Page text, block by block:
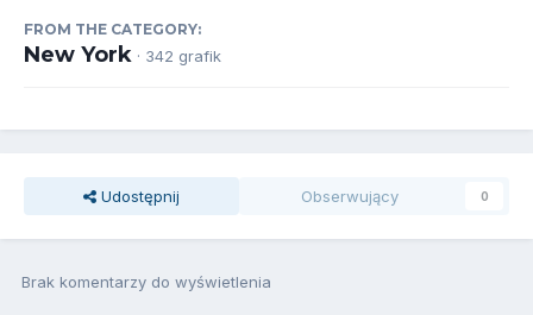
FROM THE CATEGORY:
New York · 342 grafik
Udostępnij Obserwujący 0
Brak komentarzy do wyświetlenia